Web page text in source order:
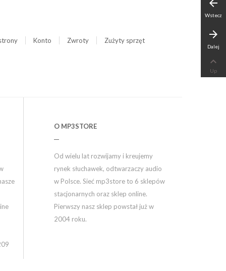
Konto Zwroty Zużyty sprzęt
O MP3STORE
Od wielu lat rozwijamy i kreujemy
rynek słuchawek, odtwarzaczy audio
w Polsce. Sieć mp3store to 6 sklepów
stacjonarnych oraz sklep online.
Pierwszy nasz sklep powstał już w
2004 roku.
arrow_back
Wstecz
arrow_forward
Dalej

Up